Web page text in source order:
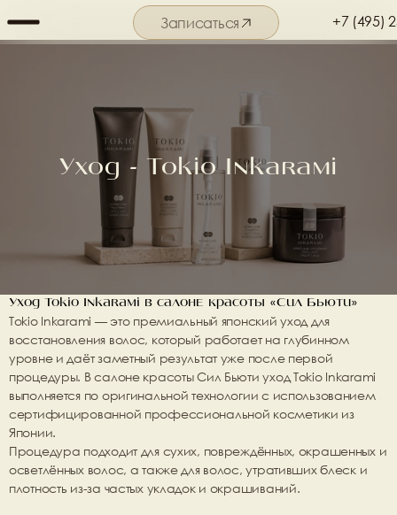
Записаться +7 (495)
Уход - Tokio Inkarami
Уход Tokio Inkarami в салоне красоты «Сил Бьюти»
Tokio Inkarami — это премиальный японский уход для
восстановления волос, который работает на глубинном
уровне и даёт заметный результат уже после первой
процедуры. В салоне красоты Сил Бьюти уход Tokio Inkarami
выполняется по оригинальной технологии с использованием
сертифицированной профессиональной косметики из
Японии.
Процедура подходит для сухих, повреждённых, окрашенных и
осветлённых волос, а также для волос, утративших блеск и
плотность из-за частых укладок и окрашиваний.